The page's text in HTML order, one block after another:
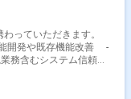
っていただきます。
開発や既存機能改善 -
務含むシステム信頼性